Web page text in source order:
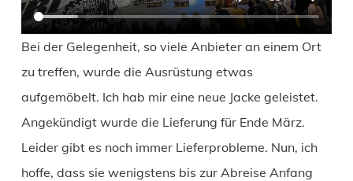
Bei der Gelegenheit, so viele Anbieter an einem Ort
zu treffen, wurde die Ausrüstung etwas
aufgemöbelt. Ich hab mir eine neue Jacke geleistet.
Angekündigt wurde die Lieferung für Ende März.
Leider gibt es noch immer Lieferprobleme. Nun, ich
hoffe, dass sie wenigstens bis zur Abreise Anfang